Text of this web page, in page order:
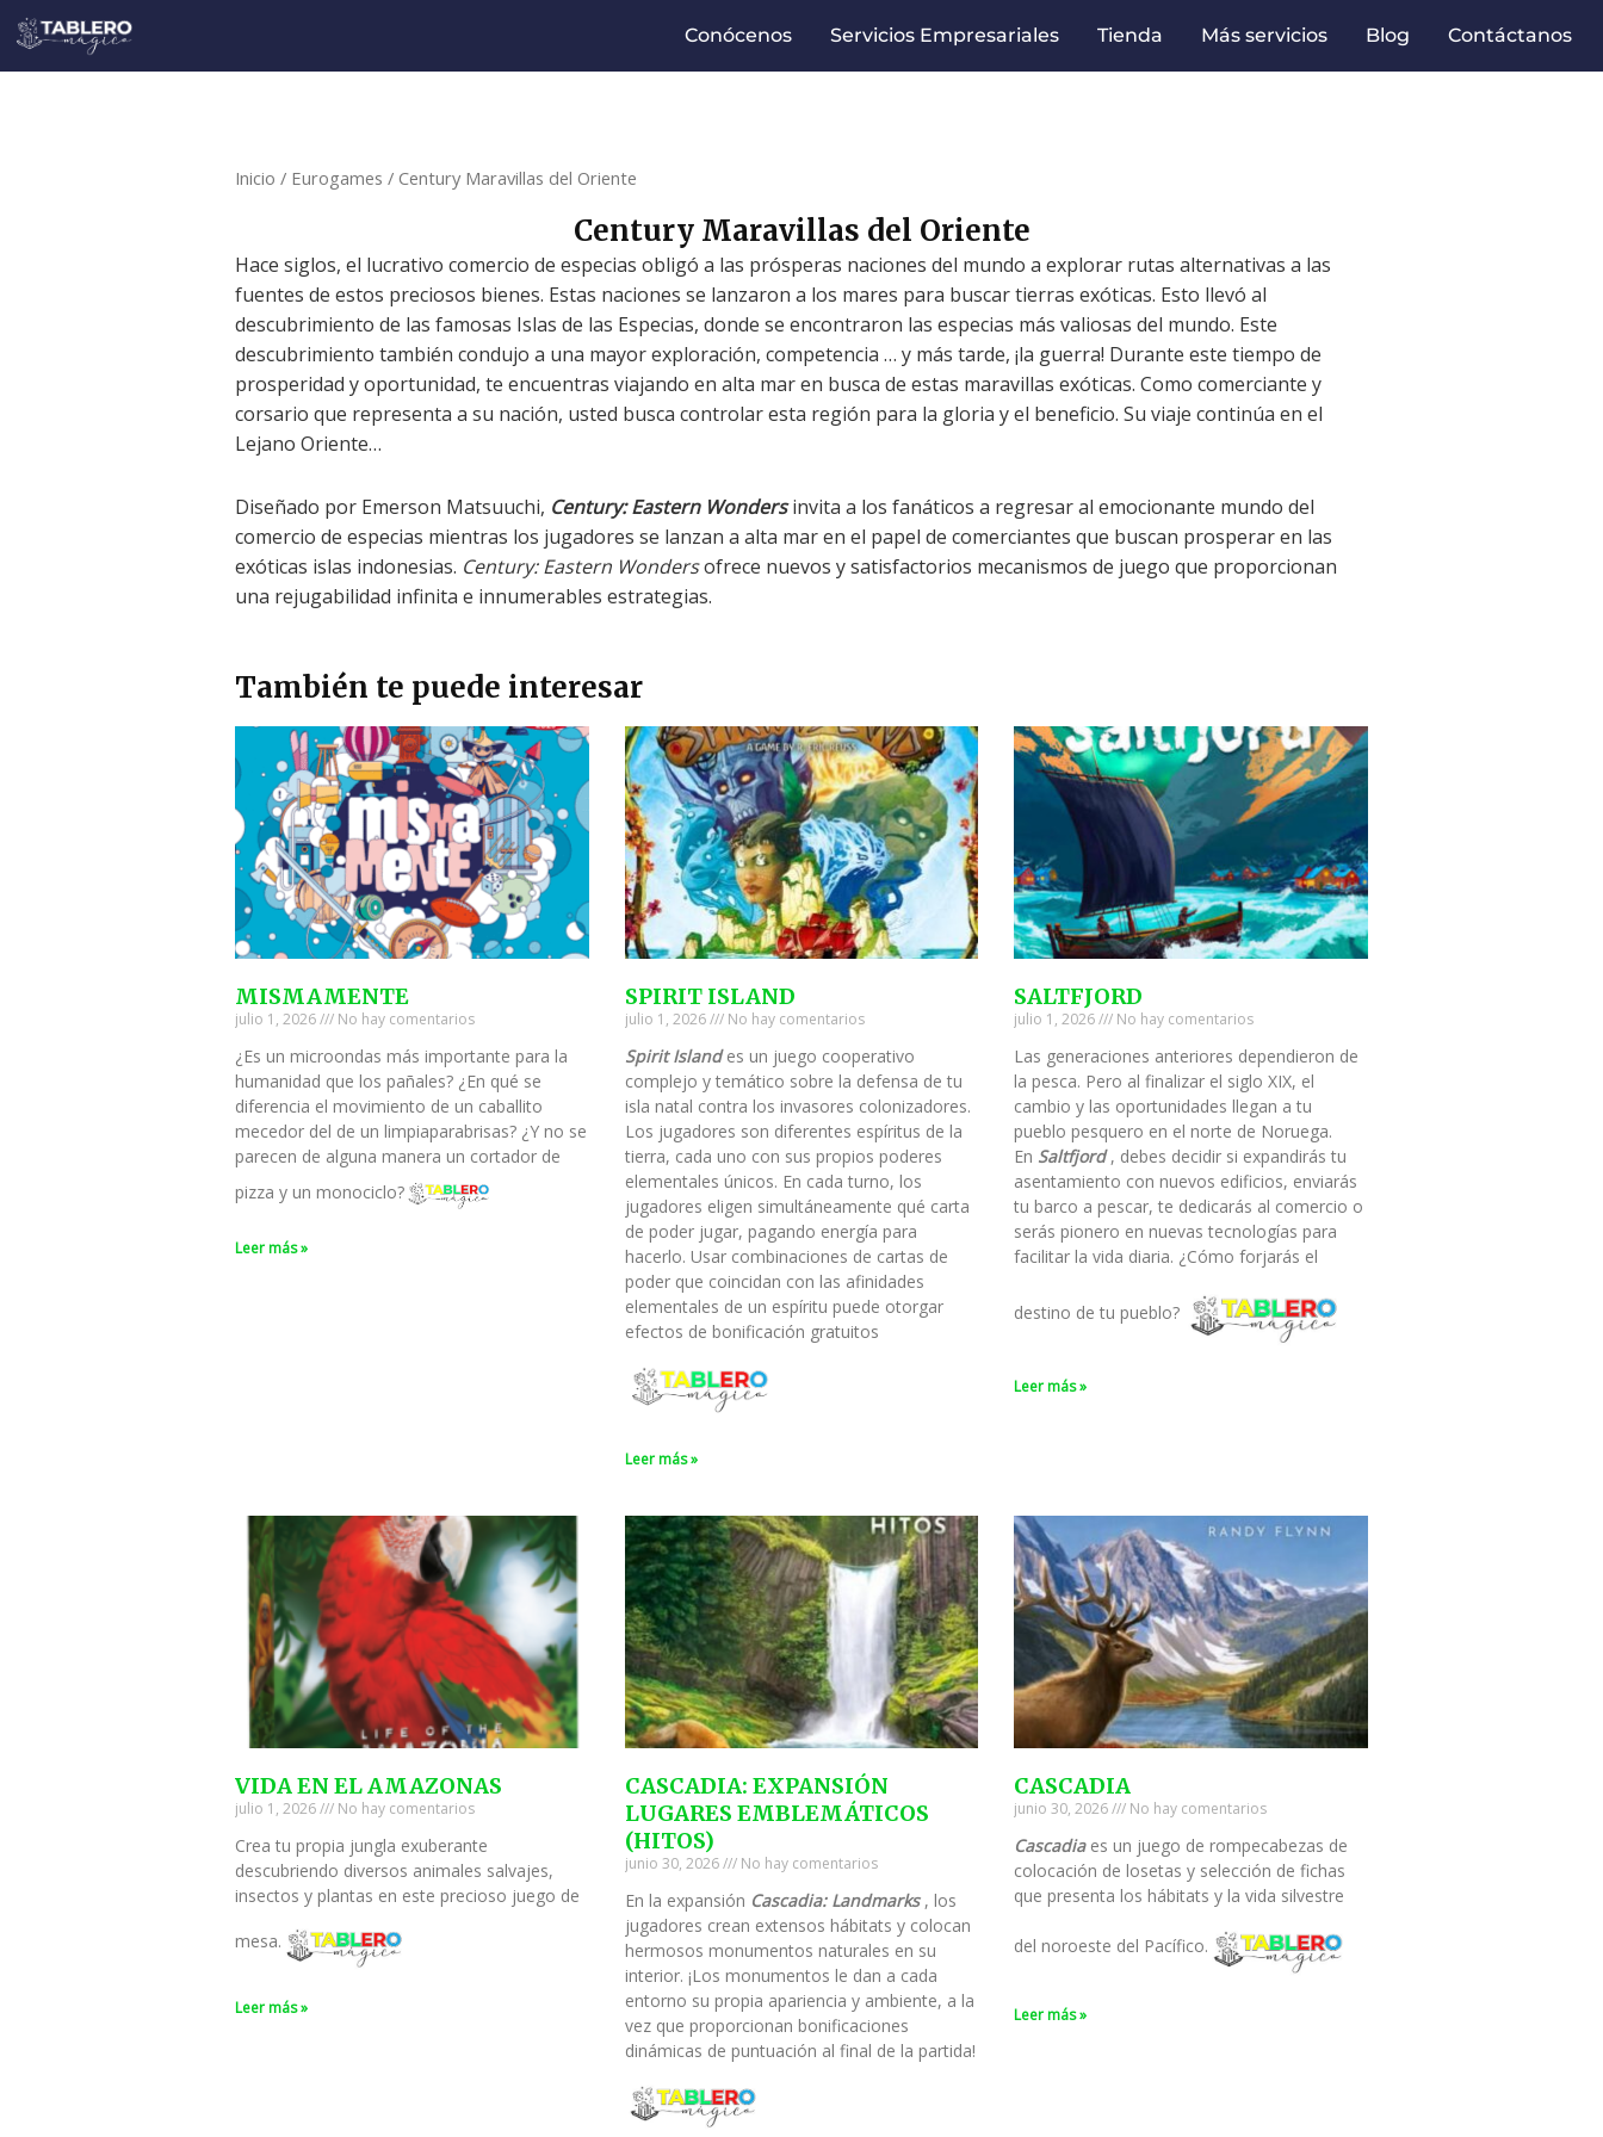
contenido
Conócenos Servicios Empresariales Tienda Más servicios Blog Contáctanos
Inicio / Eurogames / Century Maravillas del Oriente
Century Maravillas del Oriente
Hace siglos, el lucrativo comercio de especias obligó a las prósperas naciones del mundo a explorar rutas alternativas a las
fuentes de estos preciosos bienes. Estas naciones se lanzaron a los mares para buscar tierras exóticas. Esto llevó al
descubrimiento de las famosas Islas de las Especias, donde se encontraron las especias más valiosas del mundo. Este
descubrimiento también condujo a una mayor exploración, competencia … y más tarde, ¡la guerra! Durante este tiempo de
prosperidad y oportunidad, te encuentras viajando en alta mar en busca de estas maravillas exóticas. Como comerciante y
corsario que representa a su nación, usted busca controlar esta región para la gloria y el beneficio. Su viaje continúa en el
Lejano Oriente…
Diseñado por Emerson Matsuuchi, Century: Eastern Wondersinvita a los fanáticos a regresar al emocionante mundo del
comercio de especias mientras los jugadores se lanzan a alta mar en el papel de comerciantes que buscan prosperar en las
exóticas islas indonesias. Century: Eastern Wondersofrece nuevos y satisfactorios mecanismos de juego que proporcionan
una rejugabilidad infinita e innumerables estrategias.
También te puede interesar
MISMAMENTE
julio 1, 2026 No hay comentarios
¿Es un microondas más importante para la
humanidad que los pañales? ¿En qué se
diferencia el movimiento de un caballito
mecedor del de un limpiaparabrisas? ¿Y no se
parecen de alguna manera un cortador de
pizza y un monociclo?
Leer más »
SPIRIT ISLAND
julio 1, 2026 No hay comentarios
Spirit Islandes un juego cooperativo
complejo y temático sobre la defensa de tu
isla natal contra los invasores colonizadores.
Los jugadores son diferentes espíritus de la
tierra, cada uno con sus propios poderes
elementales únicos. En cada turno, los
jugadores eligen simultáneamente qué carta
de poder jugar, pagando energía para
hacerlo. Usar combinaciones de cartas de
poder que coincidan con las afinidades
elementales de un espíritu puede otorgar
efectos de bonificación gratuitos
Leer más »
SALTFJORD
julio 1, 2026 No hay comentarios
Las generaciones anteriores dependieron de
la pesca. Pero al finalizar el siglo XIX, el
cambio y las oportunidades llegan a tu
pueblo pesquero en el norte de Noruega.
En Saltfjord, debes decidir si expandirás tu
asentamiento con nuevos edificios, enviarás
tu barco a pescar, te dedicarás al comercio o
serás pionero en nuevas tecnologías para
facilitar la vida diaria. ¿Cómo forjarás el
destino de tu pueblo?
Leer más »
VIDA EN EL AMAZONAS
julio 1, 2026 No hay comentarios
Crea tu propia jungla exuberante
descubriendo diversos animales salvajes,
insectos y plantas en este precioso juego de
mesa.
Leer más »
CASCADIA: EXPANSIÓN
LUGARES EMBLEMÁTICOS
(HITOS)
junio 30, 2026 No hay comentarios
En la expansión Cascadia: Landmarks, los
jugadores crean extensos hábitats y colocan
hermosos monumentos naturales en su
interior. ¡Los monumentos le dan a cada
entorno su propia apariencia y ambiente, a la
vez que proporcionan bonificaciones
dinámicas de puntuación al final de la partida!
CASCADIA
junio 30, 2026 No hay comentarios
Cascadiaes un juego de rompecabezas de
colocación de losetas y selección de fichas
que presenta los hábitats y la vida silvestre
del noroeste del Pacífico.
Leer más »